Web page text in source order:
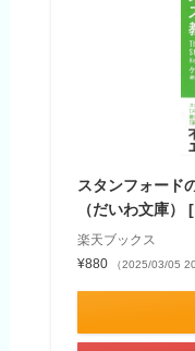
スタンフォード
（だいわ文庫
楽天ブックス
¥880
（2025/03/05